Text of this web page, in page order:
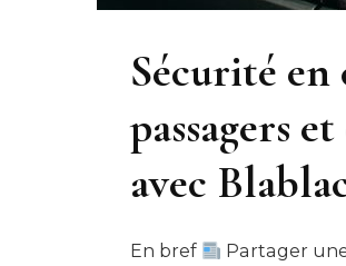
Sécurité en
passagers
avec
En bref
Partager